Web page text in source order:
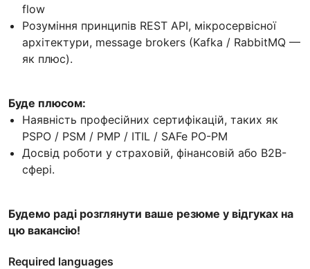
flow
Розуміння принципів REST API, мікросервісної
архітектури, message brokers (Kafka / RabbitMQ —
як плюс).
Буде плюсом:
Наявність професійних сертифікацій, таких як
PSPO / PSM / PMP / ITIL / SAFe PO-PM
Досвід роботи у страховій, фінансовій або B2B-
сфері.
Будемо раді розглянути ваше резюме у відгуках на
цю вакансію!
Required languages